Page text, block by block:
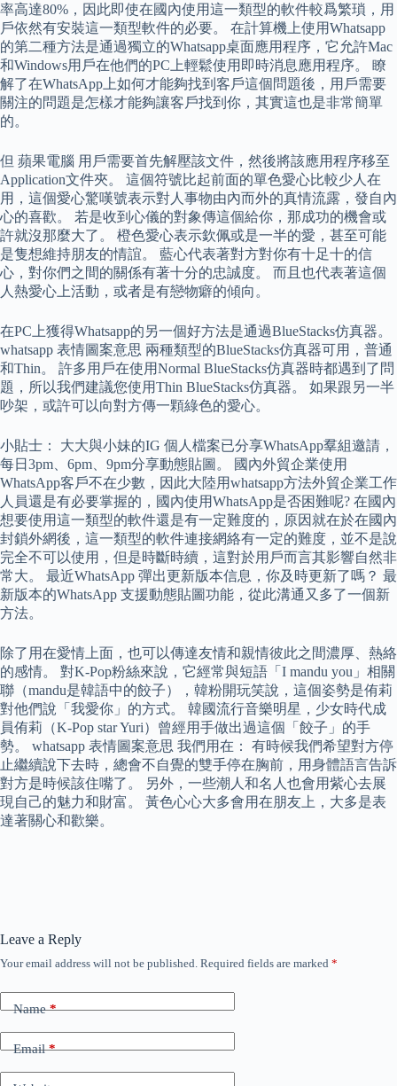
率高達80%，因此即使在國內使用這一類型的軟件較爲繁瑣，用
戶依然有安裝這一類型軟件的必要。 在計算機上使用Whatsapp
的第二種方法是通過獨立的Whatsapp桌面應用程序，它允許Mac
和Windows用戶在他們的PC上輕鬆使用即時消息應用程序。 瞭
解了在WhatsApp上如何才能夠找到客戶這個問題後，用戶需要
關注的問題是怎樣才能夠讓客戶找到你，其實這也是非常簡單
的。
但 蘋果電腦 用戶需要首先解壓該文件，然後將該應用程序移至
Application文件夾。 這個符號比起前面的單色愛心比較少人在
用，這個愛心驚嘆號表示對人事物由內而外的真情流露，發自內
心的喜歡。 若是收到心儀的對象傳這個給你，那成功的機會或
許就沒那麼大了。 橙色愛心表示欽佩或是一半的愛，甚至可能
是隻想維持朋友的情誼。 藍心代表著對方對你有十足十的信
心，對你們之間的關係有著十分的忠誠度。 而且也代表著這個
人熱愛心上活動，或者是有戀物癖的傾向。
在PC上獲得Whatsapp的另一個好方法是通過BlueStacks仿真器。
whatsapp 表情圖案意思 兩種類型的BlueStacks仿真器可用，普通
和Thin。 許多用戶在使用Normal BlueStacks仿真器時都遇到了問
題，所以我們建議您使用Thin BlueStacks仿真器。 如果跟另一半
吵架，或許可以向對方傳一顆綠色的愛心。
小貼士： 大大與小妹的IG 個人檔案已分享WhatsApp羣組邀請，
每日3pm、6pm、9pm分享動態貼圖。 國內外貿企業使用
WhatsApp客戶不在少數，因此大陸用whatsapp方法外貿企業工作
人員還是有必要掌握的，國內使用WhatsApp是否困難呢? 在國內
想要使用這一類型的軟件還是有一定難度的，原因就在於在國內
封鎖外網後，這一類型的軟件連接網絡有一定的難度，並不是說
完全不可以使用，但是時斷時續，這對於用戶而言其影響自然非
常大。 最近WhatsApp 彈出更新版本信息，你及時更新了嗎？ 最
新版本的WhatsApp 支援動態貼圖功能，從此溝通又多了一個新
方法。
除了用在愛情上面，也可以傳達友情和親情彼此之間濃厚、熱絡
的感情。 對K-Pop粉絲來說，它經常與短語「I mandu you」相關
聯（mandu是韓語中的餃子），韓粉開玩笑說，這個姿勢是侑莉
對他們說「我愛你」的方式。 韓國流行音樂明星，少女時代成
員侑莉（K-Pop star Yuri）曾經用手做出過這個「餃子」的手
勢。 whatsapp 表情圖案意思 我們用在： 有時候我們希望對方停
止繼續說下去時，總會不自覺的雙手停在胸前，用身體語言告訴
對方是時候該住嘴了。 另外，一些潮人和名人也會用紫心去展
現自己的魅力和財富。 黃色心心大多會用在朋友上，大多是表
達著關心和歡樂。
Leave a Reply
Your email address will not be published. Required fields are marked *
Name*
Email*